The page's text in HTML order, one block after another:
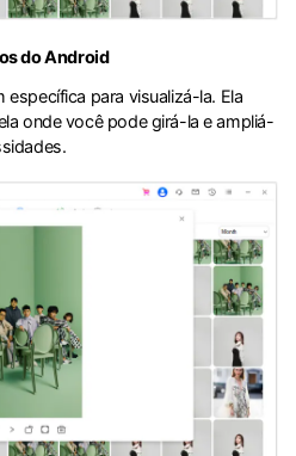
do Android
específica para visualizá-la. Ela
onde você pode girá-la e ampliá-